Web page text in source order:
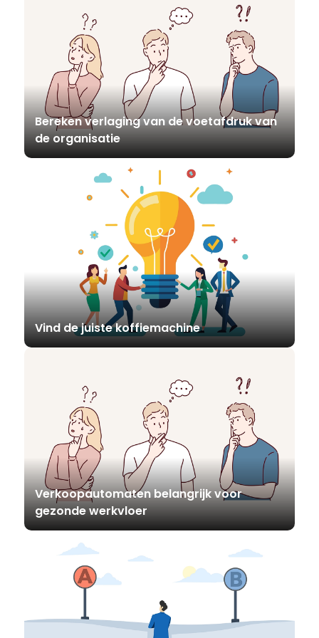
Bereken verlaging van de voetafdruk van
de organisatie
Vind de juiste koffiemachine
Verkoopautomaten belangrijk voor
gezonde werkvloer